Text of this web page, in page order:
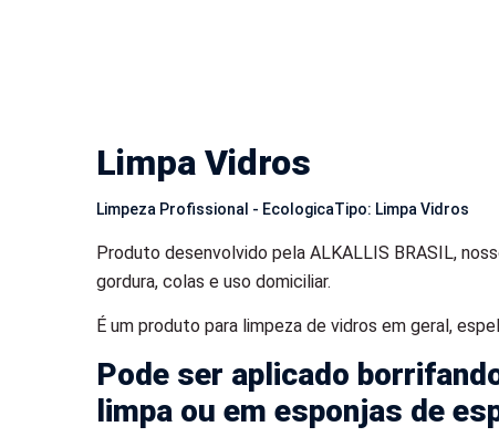
Limpa Vidros
Limpeza Profissional - EcologicaTipo: Limpa Vidros
Produto desenvolvido pela ALKALLIS BRASIL,
gordura, colas e uso domiciliar.
É um produto para limpeza de vidros em geral,
Pode ser aplicado
limpa ou em esponjas de